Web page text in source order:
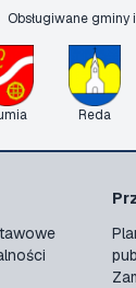
Obsługiwane gminy
Reda